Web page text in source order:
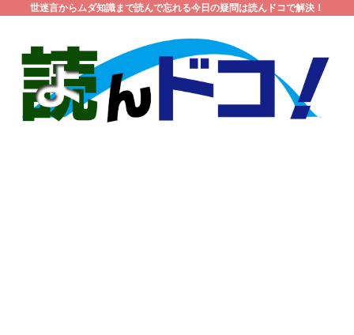
世迷言からムダ知識まで読んで忘れる今日の疑問は読んドコで解決！